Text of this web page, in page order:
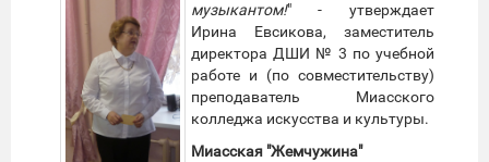
музыкантом!" - утверждает
Ирина Евсикова, заместитель
директора ДШИ № 3 по учебной
работе и (по совместительству)
преподаватель Миасского
колледжа искусства и культуры.
Миасская "Жемчужина"